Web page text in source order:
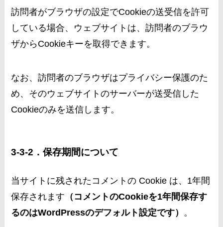
訪問者がブラウザの設定でCookieの送受信を許可
している場合、ウェブサイトは、訪問者のブラウ
ザからCookieキーを取得できます。
なお、訪問者のブラウザはプライバシー保護のた
め、そのウェブサイトのサーバーが送受信した
Cookieのみを送信します。
3-3-2．保存期間について
当サイトに残されたコメントの Cookie は、1年間
保存されます （コメントのCookieを1年間保存す
るのはWordPressのデフォルト設定です） 。